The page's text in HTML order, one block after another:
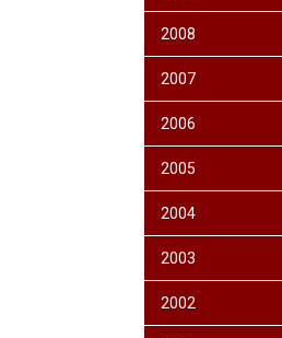
2008
2007
2006
2005
2004
2003
2002